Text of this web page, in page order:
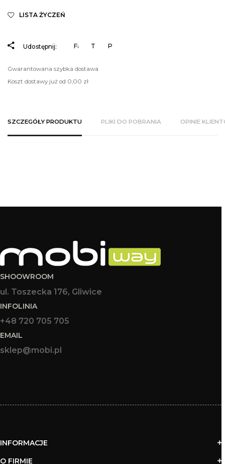
LISTA ŻYCZEŃ
Udostępnij: FacebookTweetujPinterest
Gwarantowana szybka dostawa
Koszt dostawy już od 0,00 zł
SZCZEGÓŁY PRODUKTU PLIKI DO POBRANIA OPINIE
SHOOWROOM
ul. Toszecka 176, Gliwice
INFOLINIA
+48 720 705 705
EMAIL
sklep@mobi.pl
INFORMACJE
O FIRMIE